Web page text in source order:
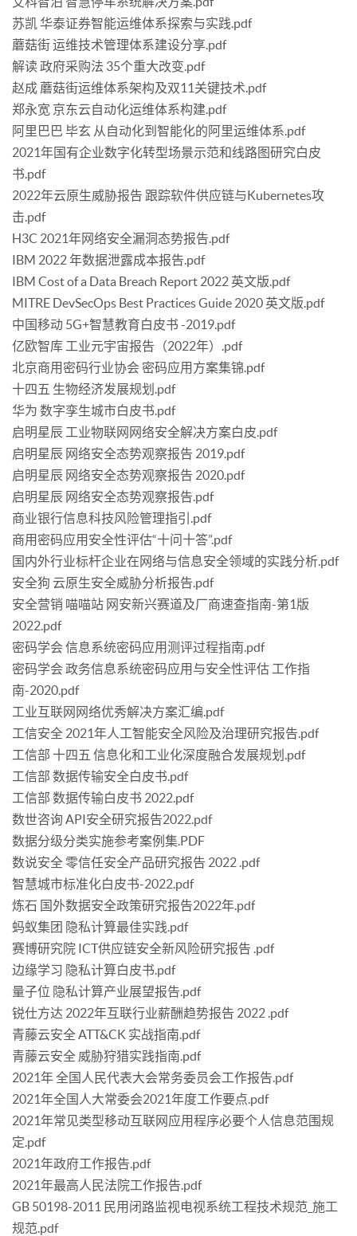
苏凯 华泰证券智能运维体系探索与实践.pdf
蘑菇街 运维技术管理体系建设分享.pdf
解读 政府采购法 35个重大改变.pdf
赵成 蘑菇街运维体系架构及双11关键技术.pdf
郑永宽 京东云自动化运维体系构建.pdf
阿里巴巴 毕玄 从自动化到智能化的阿里运维体系.pdf
2021年国有企业数字化转型场景示范和线路图研究白皮
书.pdf
2022年云原生威胁报告 跟踪软件供应链与Kubernetes攻
击.pdf
H3C 2021年网络安全漏洞态势报告.pdf
IBM 2022 年数据泄露成本报告.pdf
IBM Cost of a Data Breach Report 2022 英文版.pdf
MITRE DevSecOps Best Practices Guide 2020 英文版.pdf
中国移动 5G+智慧教育白皮书 -2019.pdf
亿欧智库 工业元宇宙报告（2022年）.pdf
北京商用密码行业协会 密码应用方案集锦.pdf
十四五 生物经济发展规划.pdf
华为 数字孪生城市白皮书.pdf
启明星辰 工业物联网网络安全解决方案白皮.pdf
启明星辰 网络安全态势观察报告 2019.pdf
启明星辰 网络安全态势观察报告 2020.pdf
启明星辰 网络安全态势观察报告.pdf
商业银行信息科技风险管理指引.pdf
商用密码应用安全性评估“十问十答”.pdf
国内外行业标杆企业在网络与信息安全领域的实践分析.pdf
安全狗 云原生安全威胁分析报告.pdf
安全营销 喵喵站 网安新兴赛道及厂商速查指南-第1版
2022.pdf
密码学会 信息系统密码应用测评过程指南.pdf
密码学会 政务信息系统密码应用与安全性评估 工作指
南-2020.pdf
工业互联网网络优秀解决方案汇编.pdf
工信安全 2021年人工智能安全风险及治理研究报告.pdf
工信部 十四五 信息化和工业化深度融合发展规划.pdf
工信部 数据传输安全白皮书.pdf
工信部 数据传输白皮书 2022.pdf
数世咨询 API安全研究报告2022.pdf
数据分级分类实施参考案例集.PDF
数说安全 零信任安全产品研究报告 2022 .pdf
智慧城市标准化白皮书-2022.pdf
炼石 国外数据安全政策研究报告2022年.pdf
蚂蚁集团 隐私计算最佳实践.pdf
赛博研究院 ICT供应链安全新风险研究报告 .pdf
边缘学习 隐私计算白皮书.pdf
量子位 隐私计算产业展望报告.pdf
锐仕方达 2022年互联行业薪酬趋势报告 2022 .pdf
青藤云安全 ATT&CK 实战指南.pdf
青藤云安全 威胁狩猎实践指南.pdf
2021年 全国人民代表大会常务委员会工作报告.pdf
2021年全国人大常委会2021年度工作要点.pdf
2021年常见类型移动互联网应用程序必要个人信息范围规
定.pdf
2021年政府工作报告.pdf
2021年最高人民法院工作报告.pdf
GB 50198-2011 民用闭路监视电视系统工程技术规范_施工
规范.pdf